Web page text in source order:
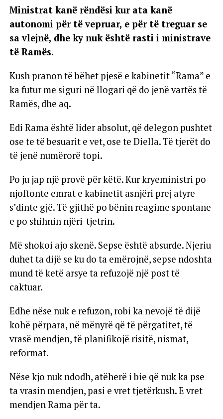
Ministrat kanë rëndësi kur ata kanë
autonomi për të vepruar, e për të treguar se
sa vlejnë, dhe ky nuk është rasti i ministrave
të Ramës.
Kush pranon të bëhet pjesë e kabinetit “Rama” e
ka futur me siguri në llogari që do jenë vartës të
Ramës, dhe aq.
Edi Rama është lider absolut, që delegon pushtet
ose te të besuarit e vet, ose te Diella. Të tjerët do
të jenë numërorë topi.
Po ju jap një provë për këtë. Kur kryeministri po
njoftonte emrat e kabinetit asnjëri prej atyre
s’dinte gjë. Të gjithë po bënin reagime spontane
e po shihnin njëri-tjetrin.
Më shokoi ajo skenë. Sepse është absurde. Njeriu
duhet ta dijë se ku do ta emërojnë, sepse ndoshta
mund të ketë arsye ta refuzojë një post të
caktuar.
Edhe nëse nuk e refuzon, robi ka nevojë të dijë
kohë përpara, në mënyrë që të përgatitet, të
vrasë mendjen, të planifikojë risitë, nismat,
reformat.
Nëse kjo nuk ndodh, atëherë i bie që nuk ka pse
ta vrasin mendjen, pasi e vret tjetërkush. E vret
mendjen Rama për ta.